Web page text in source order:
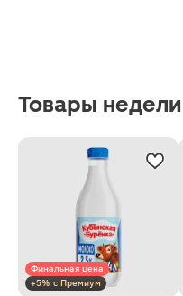
Товары недели
Финальная цена
+5% с Премиум